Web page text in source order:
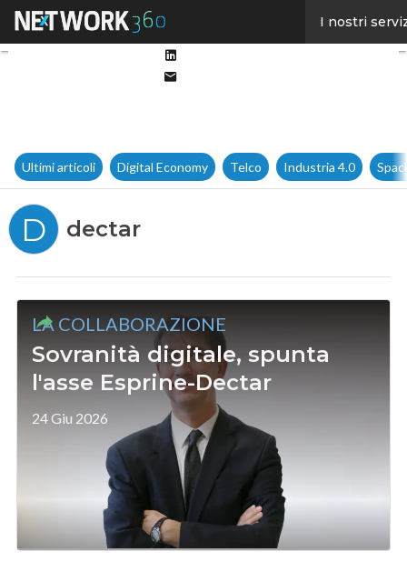
I nostri
Ultimi articoli Digital Economy Telco Industria 4.0
D dectar
LA COLLABORAZIONE
Sovranità digitale, spunta
l'asse Esprine-Dectar
24 Giu 2026